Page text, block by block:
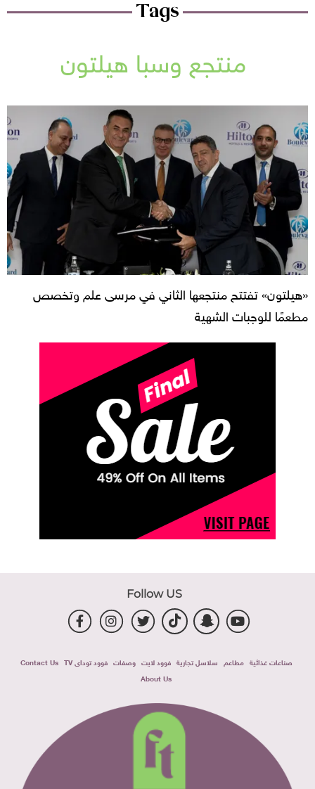
Tags
منتجع وسبا هيلتون
«هيلتون» تفتتح منتجعها الثاني في مرسى علم وتخصص
مطعمًا للوجبات الشهية
Follow US
صناعات غذائية مطاعم سلاسل تجارية فوود لايت وصفات فوود توداى TV
Contact Us
About Us